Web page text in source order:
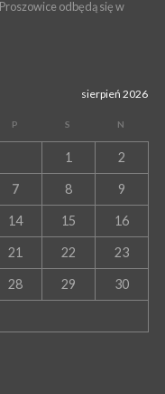
odbędą się w
sierpień 2026
P S N
1 2
7 8 9
14 15 16
21 22 23
28 29 30